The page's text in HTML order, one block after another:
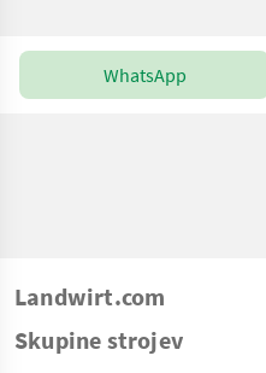
WhatsApp
Landwirt.com
Skupine strojev